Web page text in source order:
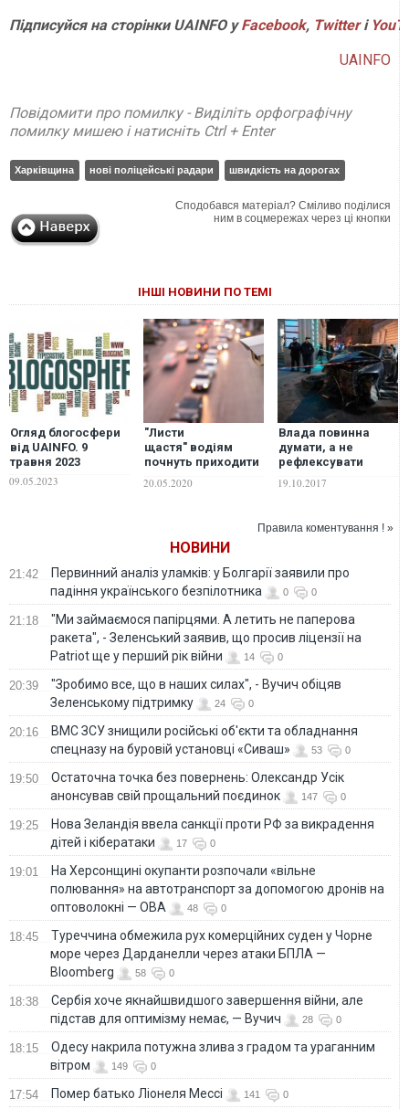
Підписуйся на сторінки UAINFO уFacebook, Twitterі
UAINFO
Повідомити про помилку - Виділіть орфографічну
помилку мишею і натисніть Ctrl + Enter
Харківщина нові поліцейські радари швидкість на дорогах
Сподобався матеріал? Сміливо поділися
ним в соцмережах через ці кнопки
ІНШІ НОВИНИ ПО ТЕМІ
Огляд блогосфери
від UAINFO. 9
травня 2023
09.05.2023
"Листи
щастя" водіям
почнуть приходити
після карантину.
Що потрібно знати,
20.05.2020
Влада повинна
думати, а не
рефлексувати
одноклітинно
19.10.2017
Правила коментування ! »
НОВИНИ
21:42
Первинний аналіз уламків: у Болгарії заявили про
падіння українського безпілотника
0 0
21:18
"Ми займаємося папірцями. А летить не паперова
ракета", - Зеленський заявив, що просив ліцензії на
Patriot ще у перший рік війни
14 0
20:39
"Зробимо все, що в наших силах", - Вучич обіцяв
Зеленському підтримку
24 0
20:16
ВМС ЗСУ знищили російські об'єкти та обладнання
спецназу на буровій установці «Сиваш»
53 0
19:50
Остаточна точка без повернень: Олександр Усік
анонсував свій прощальний поєдинок
147 0
19:25
Нова Зеландія ввела санкції проти РФ за викрадення
дітей і кібератаки
17 0
19:01
На Херсонщині окупанти розпочали «вільне
полювання» на автотранспорт за допомогою дронів на
оптоволокні — ОВА
48 0
18:45
Туреччина обмежила рух комерційних суден у Чорне
море через Дарданелли через атаки БПЛА —
Bloomberg
58 0
18:38
Сербія хоче якнайшвидшого завершення війни, але
підстав для оптимізму немає, — Вучич
28 0
18:15
Одесу накрила потужна злива з градом та ураганним
вітром
149 0
17:54 Помер батько Ліонеля Мессі 141 0